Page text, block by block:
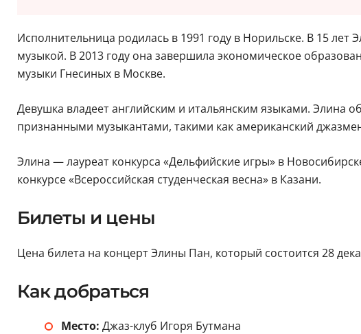
Исполнительница родилась в 1991 году в Норильске. В 15
музыкой. В 2013 году она завершила экономическое
музыки Гнесиных в Москве.
Девушка владеет английским и итальянским языками. Элина
признанными музыкантами, такими как американский
Элина — лауреат конкурса «Дельфийские игры» в
конкурсе «Всероссийская студенческая весна» в Казани.
Билеты и цены
Цена билета на концерт Элины Пан, который состоится 28
Как добраться
Место: Джаз-клуб Игоря Бутмана